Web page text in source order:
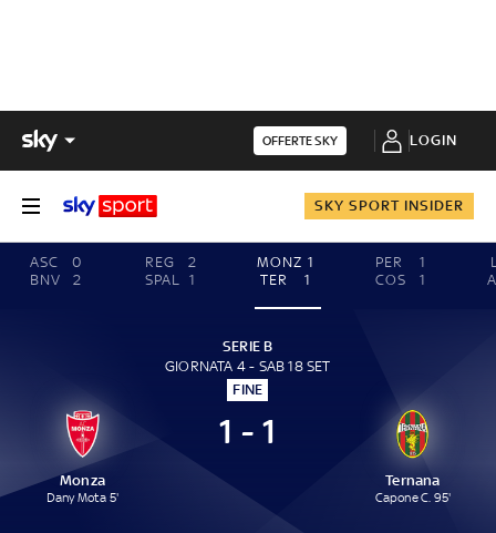
OFFERTE SKY LOGIN
SKY SPORT INSIDER
ASC
0
BNV
2
REG
2
SPAL
1
MONZ 1
TER
1
PER
1
COS
1
SERIE B
GIORNATA 4 - SAB 18 SET
FINE
Monza
Dany Mota 5'
1 - 1
Ternana
Capone C. 95'